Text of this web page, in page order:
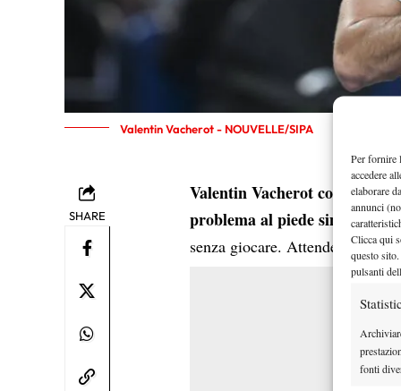
Per fornire
accedere
elaborare
annunci
Clicca qui
questo
pulsanti
fonti
Valentin Vacherot - NOUVELLE/SIPA
SHARE
Valentin Vacherot costretto
problema al piede sinistro,di
senza giocare. Attende il